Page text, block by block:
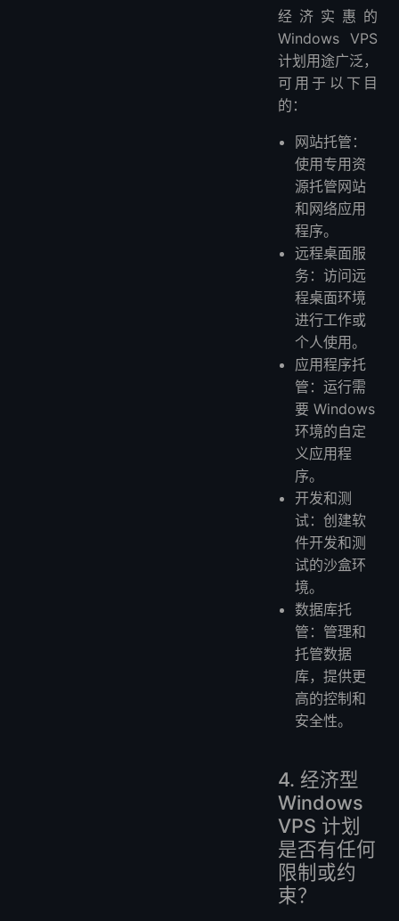
经济实惠的
Windows VPS
计划用途广泛，
可用于以下目
的：
网站托管：
使用专用资
源托管网站
和网络应用
程序。
远程桌面服
务：访问远
程桌面环境
进行工作或
个人使用。
应用程序托
管：运行需
要 Windows
环境的自定
义应用程
序。
开发和测
试：创建软
件开发和测
试的沙盒环
境。
数据库托
管：管理和
托管数据
库，提供更
高的控制和
安全性。
4. 经济型
Windows
VPS 计划
是否有任何
限制或约
束？